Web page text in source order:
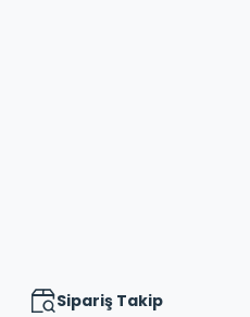
Sipariş Takip